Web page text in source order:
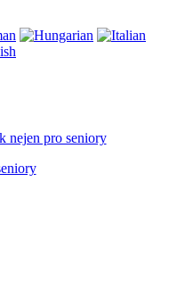
nejen pro seniory